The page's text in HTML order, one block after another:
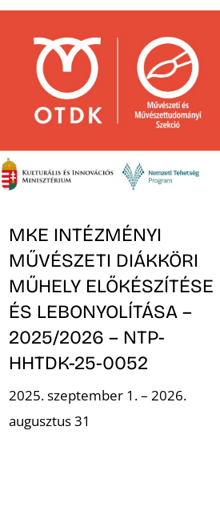
MKE INTÉZMÉNYI
MŰVÉSZETI DIÁKKÖRI
MŰHELY ELŐKÉSZÍTÉSE
ÉS LEBONYOLÍTÁSA –
2025/2026 – NTP-
HHTDK-25-0052
2025. szeptember 1. – 2026.
augusztus 31